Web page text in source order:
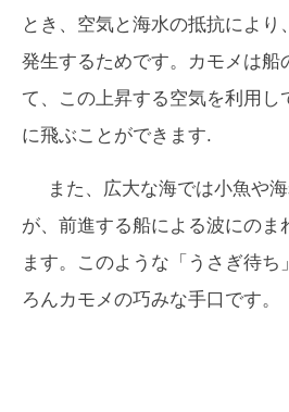
とき、空気と海水の抵抗によ
発生するためです。カモメは船
て、この上昇する空気を利用し
に飛ぶことができます.
また、広大な海では小魚や
が、前進する船による波にのま
ます。このような「うさぎ待ち
ろんカモメの巧みな手口です。